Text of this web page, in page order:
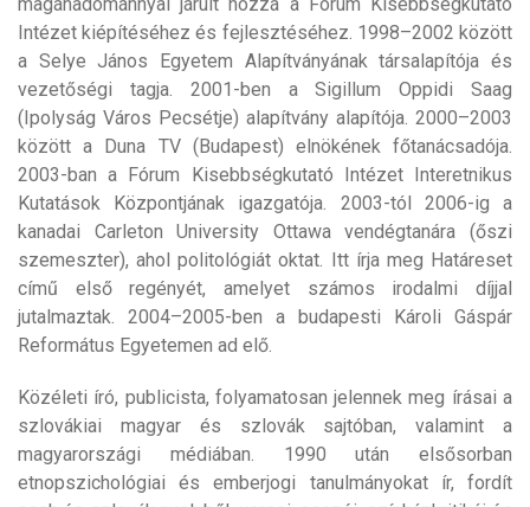
Intézet kiépítéséhez és fejlesztéséhez. 1998–2002 között
a Selye János Egyetem Alapítványának társalapítója és
vezetőségi tagja. 2001-ben a Sigillum Oppidi Saag
(Ipolyság Város Pecsétje) alapítvány alapítója. 2000–2003
között a Duna TV (Budapest) elnökének főtanácsadója.
2003-ban a Fórum Kisebbségkutató Intézet Interetnikus
Kutatások Központjának igazgatója. 2003-tól 2006-ig a
kanadai Carleton University Ottawa vendégtanára (őszi
szemeszter), ahol politológiát oktat. Itt írja meg Határeset
című első regényét, amelyet számos irodalmi díjjal
jutalmaztak. 2004–2005-ben a budapesti Károli Gáspár
Református Egyetemen ad elő.
Közéleti író, publicista, folyamatosan jelennek meg írásai a
szlovákiai magyar és szlovák sajtóban, valamint a
magyarországi médiában. 1990 után elsősorban
etnopszichológiai és emberjogi tanulmányokat ír, fordít